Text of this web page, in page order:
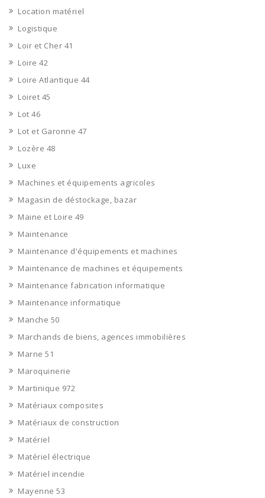
Location matériel
Logistique
Loir et Cher 41
Loire 42
Loire Atlantique 44
Loiret 45
Lot 46
Lot et Garonne 47
Lozère 48
Luxe
Machines et équipements agricoles
Magasin de déstockage, bazar
Maine et Loire 49
Maintenance
Maintenance d'équipements et machines
Maintenance de machines et équipements
Maintenance fabrication informatique
Maintenance informatique
Manche 50
Marchands de biens, agences immobilières
Marne 51
Maroquinerie
Martinique 972
Matériaux composites
Matériaux de construction
Matériel
Matériel électrique
Matériel incendie
Mayenne 53